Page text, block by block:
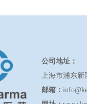
公司地址：
上海市浦东新
邮箱：